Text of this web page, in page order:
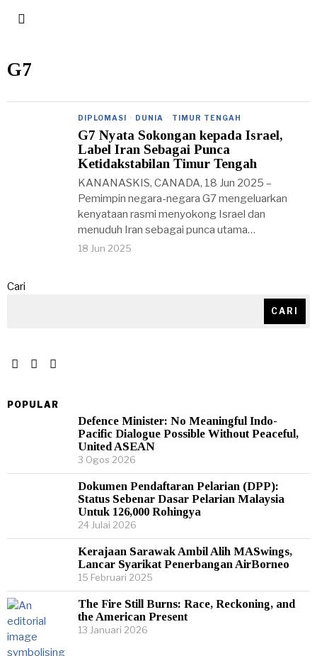
G7
DIPLOMASI · DUNIA · TIMUR TENGAH
G7 Nyata Sokongan kepada Israel,
Label Iran Sebagai Punca
Ketidakstabilan Timur Tengah
KANANASKIS, CANADA, 18 Jun 2025 –
Pemimpin negara-negara G7 mengeluarkan
kenyataan rasmi menyokong Israel dan
menuduh Iran sebagai punca utama…
18 Jun 2025
Cari
CARI
POPULAR
Defence Minister: No Meaningful Indo-
Pacific Dialogue Possible Without Peaceful,
United ASEAN
3 Ogos 2026
Dokumen Pendaftaran Pelarian (DPP):
Status Sebenar Dasar Pelarian Malaysia
Untuk 126,000 Rohingya
24 Julai 2026
Kerajaan Sarawak Ambil Alih MASwings,
Lancar Syarikat Penerbangan AirBorneo
15 Februari 2025
The Fire Still Burns: Race, Reckoning, and
the American Present
13 Januari 2026